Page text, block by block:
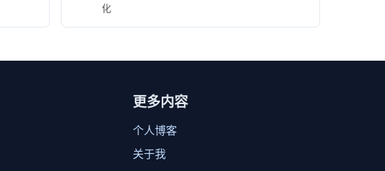
化
更多内容
个人博客
关于我